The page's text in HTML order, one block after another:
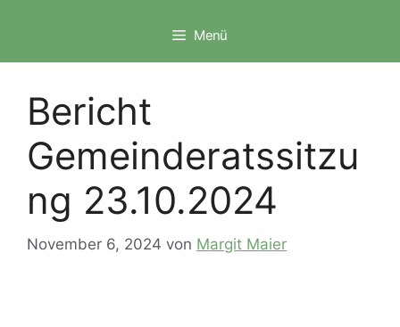
Menü
Bericht
Gemeinderatssitzu
ng 23.10.2024
November 6, 2024 von Margit Maier